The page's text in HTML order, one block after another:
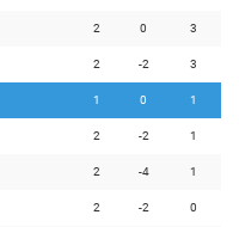
2 0 3
2 -2 3
1 0 1
2 -2 1
2 -4 1
2 -2 0